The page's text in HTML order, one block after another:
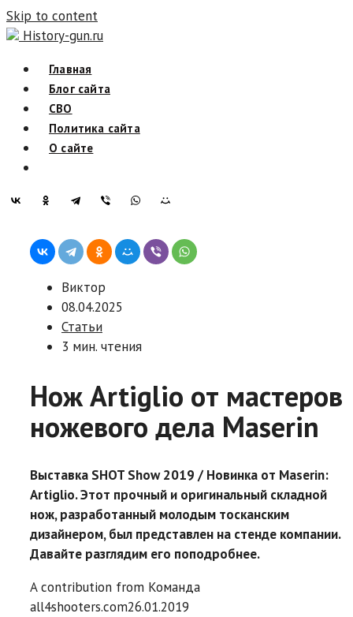
Skip to content
History-gun.ru
Главная
Блог сайта
СВО
Политика сайта
О сайте
Виктор
08.04.2025
Статьи
3 мин. чтения
Нож Artiglio от мастеров
ножевого дела Maserin
Выставка SHOT Show 2019 / Новинка от Maserin:
Artiglio. Этот прочный и оригинальный складной
нож, разработанный молодым тосканским
дизайнером, был представлен на стенде компании.
Давайте разглядим его поподробнее.
A contribution from Команда
all4shooters.com26.01.2019